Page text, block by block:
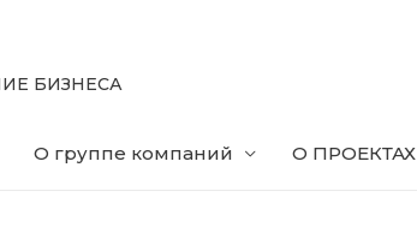
БИЗНЕСА
О группе компаний О ПРОЕКТАХ